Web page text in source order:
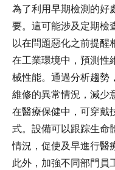
為了利用早期檢測的好
要。這可能涉及定期檢
以在問題惡化之前提醒
在工業環境中，預測性
械性能。通過分析趨勢
維修的異常情況，減少
在醫療保健中，可穿戴
式。設備可以跟踪生命
情況，促使及早進行醫
此外，加強不同部門員